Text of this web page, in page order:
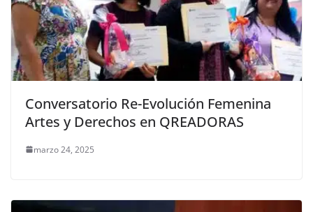
Conversatorio Re-Evolución Femenina
Artes y Derechos en QREADORAS
marzo 24, 2025